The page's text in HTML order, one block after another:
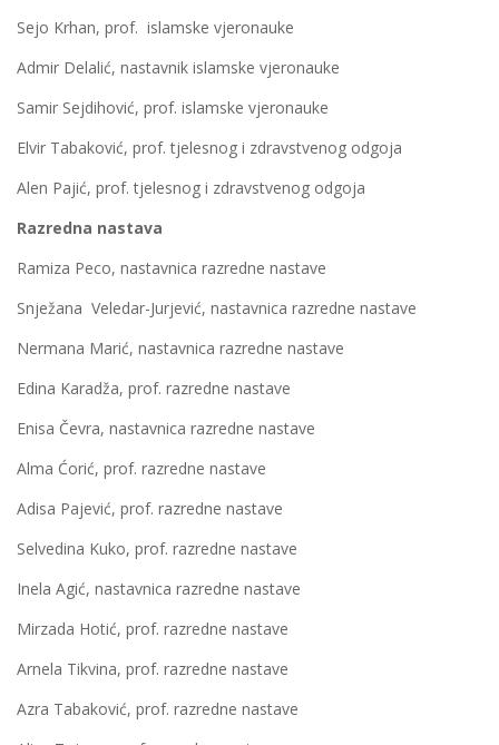
Sejo Krhan, prof. islamske vjeronauke
Admir Delalić, nastavnik islamske vjeronauke
Samir Sejdihović, prof. islamske vjeronauke
Elvir Tabaković, prof. tjelesnog i zdravstvenog odgoja
Alen Pajić, prof. tjelesnog i zdravstvenog odgoja
Razredna nastava
Ramiza Peco, nastavnica razredne nastave
Snježana Veledar-Jurjević, nastavnica razredne nastave
Nermana Marić, nastavnica razredne nastave
Edina Karadža, prof. razredne nastave
Enisa Čevra, nastavnica razredne nastave
Alma Ćorić, prof. razredne nastave
Adisa Pajević, prof. razredne nastave
Selvedina Kuko, prof. razredne nastave
Inela Agić, nastavnica razredne nastave
Mirzada Hotić, prof. razredne nastave
Arnela Tikvina, prof. razredne nastave
Azra Tabaković, prof. razredne nastave